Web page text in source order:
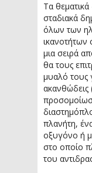
Τα θεματικά
σταδιακά
όλων των
ικανοτήτων
μια σειρά
θα τους
μυαλό τους
πλανήτη,
οξυγόνο ή
στο οποίο
του